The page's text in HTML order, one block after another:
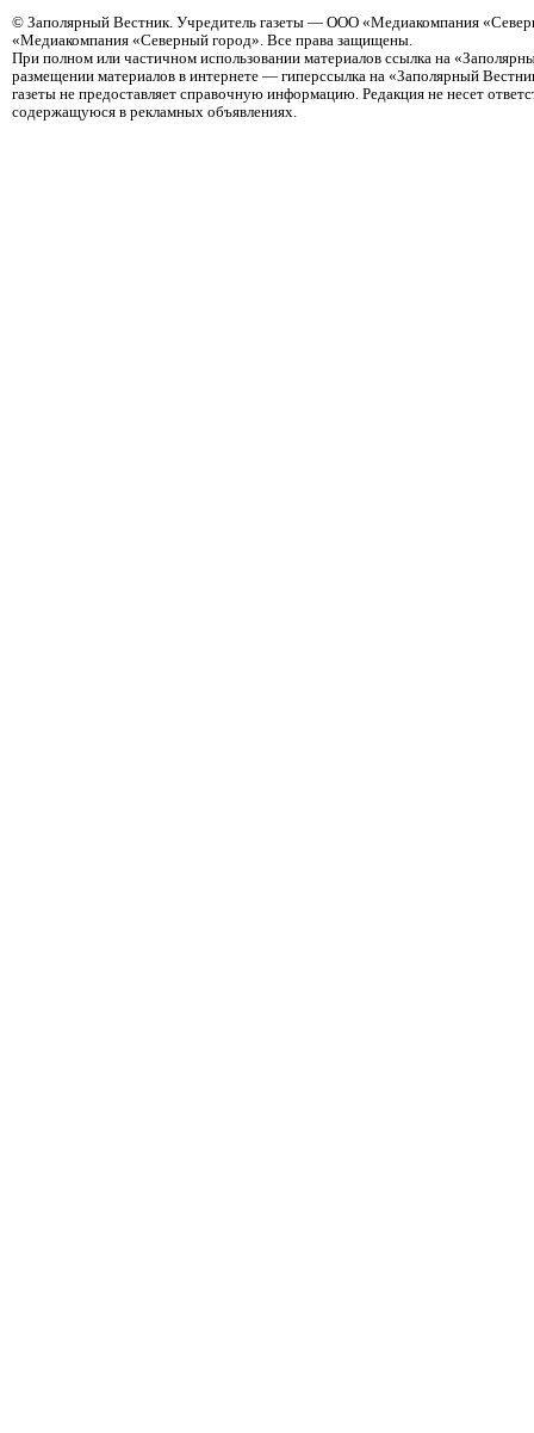
© Заполярный Вестник. Учредитель газеты — ООО «Медиакомпания
«Медиакомпания «Северный город». Все права защищены.
При полном или частичном использовании материалов ссылка на
размещении материалов в интернете — гиперссылка на «Заполярный
газеты не предоставляет справочную информацию. Редакция не несет
содержащуюся в рекламных объявлениях.